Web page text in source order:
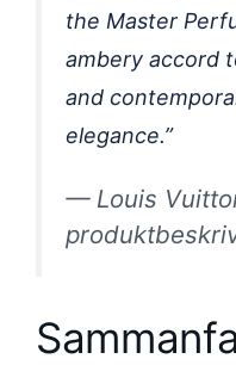
the Master
ambery accord
and
elegance.”
— Louis